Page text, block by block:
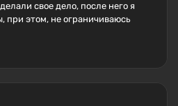
свое дело, после него я
при этом, не ограничиваюсь